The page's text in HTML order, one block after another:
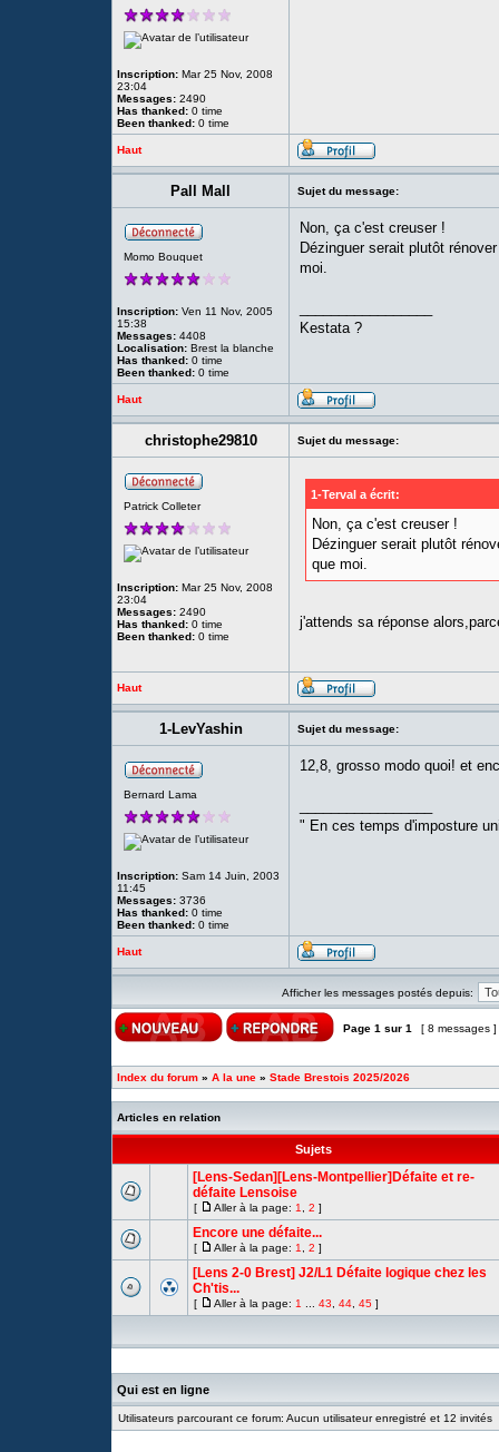
Inscription: Mar 25 Nov, 2008
23:04
Messages: 2490
Has thanked: 0 time
Been thanked: 0 time
Haut
Pall Mall Sujet du message:
Momo Bouquet
Inscription: Ven 11 Nov, 2005
15:38
Messages: 4408
Localisation: Brest la blanche
Has thanked: 0 time
Been thanked: 0 time
Non, ça c'est creuser !
Dézinguer serait plutôt
moi.
Kestata ?
Haut
christophe29810 Sujet du message:
Patrick Colleter
Inscription: Mar 25 Nov, 2008
23:04
Messages: 2490
Has thanked: 0 time
Been thanked: 0 time
1-Terval a écrit:
Non, ça c'est creuser !
Dézinguer serait plutôt
que moi.
j'attends sa réponse
Haut
1-LevYashin Sujet du message:
Bernard Lama
Inscription: Sam 14 Juin, 2003
11:45
Messages: 3736
Has thanked: 0 time
Been thanked: 0 time
12,8, grosso modo quoi! et
" En ces temps d'imposture
Haut
Afficher les messages postés depuis:
Page 1 sur 1 [ 8 messages ]
Index du forum » A la une » Stade Brestois 2025/2026
Articles en relation
Sujets
[Lens-Sedan][Lens-Montpellier]Défaite et re-
défaite Lensoise
[ Aller à la page: 1 2 ]
Encore une défaite...
[ Aller à la page: 1 2 ]
[Lens 2-0 Brest] J2/L1 Défaite logique chez les
Ch'tis...
[ Aller à la page: 1 43 44 45 ]
Qui est en ligne
Utilisateurs parcourant ce forum: Aucun utilisateur enregistré et 12 invités